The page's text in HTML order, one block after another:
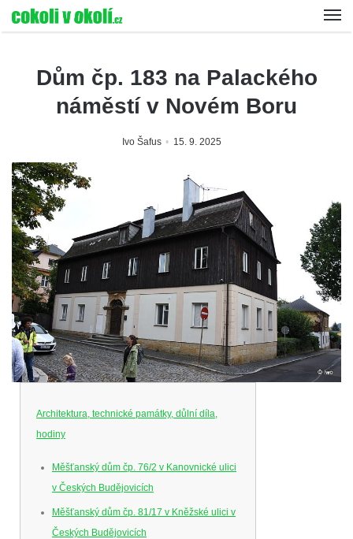
Dům čp. 183 na Palackého
náměstí v Novém Boru
Ivo Šafus 15. 9. 2025
Architektura, technické památky, důlní díla,
hodiny
Měšťanský dům čp. 76/2 v Kanovnické ulici
v Českých Budějovicích
Měšťanský dům čp. 81/17 v Kněžské ulici v
Českých Budějovicích